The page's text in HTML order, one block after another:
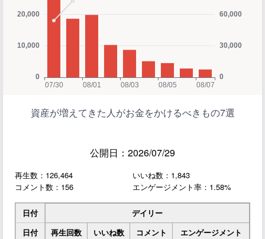
資産が増えてきた人がお金をかけるべきもの7選
公開日：2026/07/29
再生数：126,464
いいね数：1,843
コメント数：156
エンゲージメント率：1.58%
日付
デイリー
日付
再生回数 いいね数 コメント
エンゲージメント